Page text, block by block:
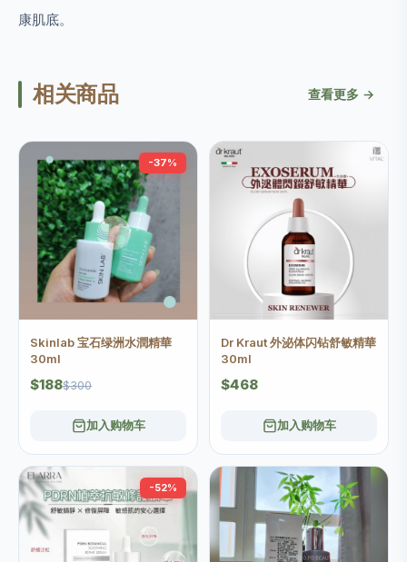
康肌底。
相关商品 查看更多 →
-37%
Skinlab 宝石绿洲水潤精華
30ml
$188$300
加入购物车
Dr Kraut 外泌体闪钻舒敏精華
30ml
$468
加入购物车
-52%